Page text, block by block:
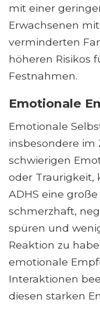
mit einer
Erwachsenen
verminderten
höheren Risikos
Festnahmen.
Emotionale
Emotionale
insbesondere
schwierigen
oder Traurigkeit,
ADHS eine
schmerzhaft,
spüren und
Reaktion zu
emotionale
Interaktionen
diesen starken